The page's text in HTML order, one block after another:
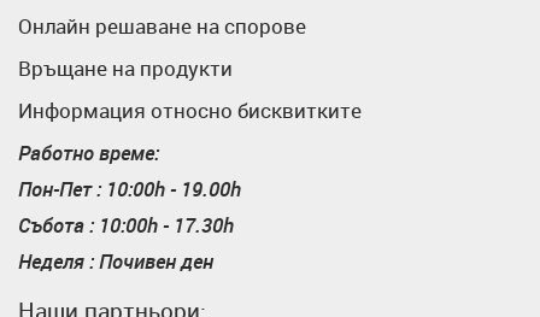
Онлайн решаване на спорове
Връщане на продукти
Информация относно бисквитките
Работно време:
Пон-Пет : 10:00h - 19.00h
Събота : 10:00h - 17.30h
Неделя : Почивен ден